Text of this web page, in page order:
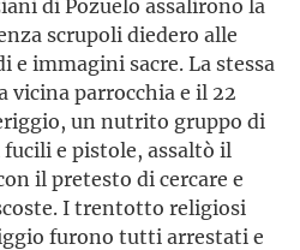
scrupoli diedero alle
e immagini sacre. La stessa
vicina parrocchia e il 22
un nutrito gruppo di
e pistole, assaltò il
il pretesto di cercare e
I trentotto religiosi
furono tutti arrestati e